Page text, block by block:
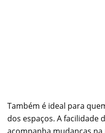
Também é ideal para
dos espaços. A facilidade